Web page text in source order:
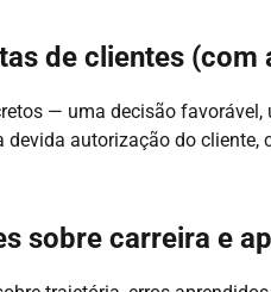
de clientes (com
— uma decisão
devida autorização do
sobre carreira e